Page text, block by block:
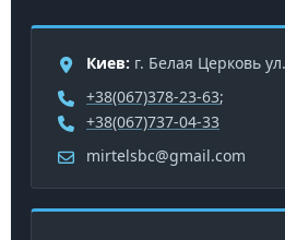
Киев: г. Белая Церковь
+38(067)378-23-63;
+38(067)737-04-33
mirtelsbc@gmail.com